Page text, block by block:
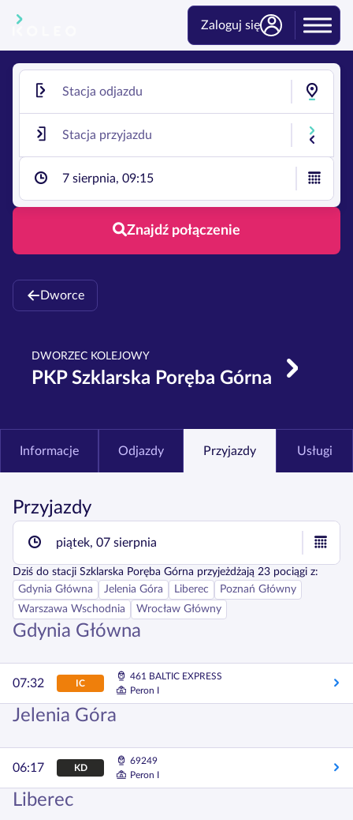
Zaloguj się
7 sierpnia, 09:15
Znajdź połączenie
Dworce
DWORZEC KOLEJOWY
PKP Szklarska Poręba Górna
Informacje Odjazdy Przyjazdy Usługi
Przyjazdy
piątek, 07 sierpnia
Dziś do stacji Szklarska Poręba Górna przyjeżdżają 23 pociągi z:
Gdynia Główna
Jelenia Góra Liberec
Poznań Główny
Warszawa Wschodnia
Wrocław Główny
Gdynia Główna
07:32 IC
461 BALTIC EXPRESS
Peron I
Jelenia Góra
06:17 KD
69249
Peron I
Liberec